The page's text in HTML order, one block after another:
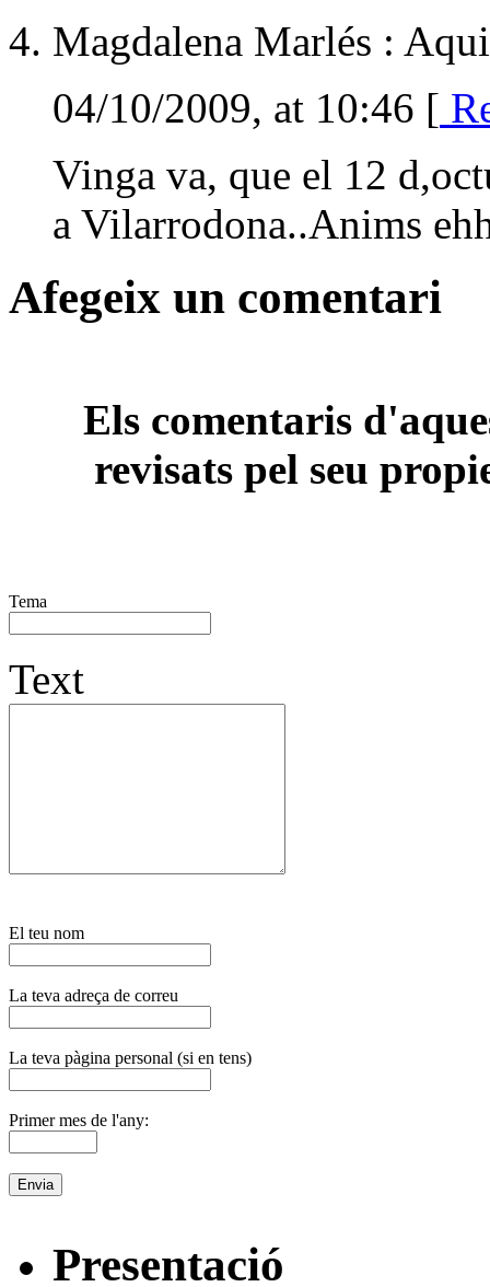
Magdalena Marlés :
04/10/2009, at 10:46 [
Vinga va, que el 12
a Vilarrodona..Anims
Afegeix un comentari
Els comentaris
revisats pel seu
Tema
Text
El teu nom
La teva adreça de correu
La teva pàgina personal (si en tens)
Primer mes de l'any:
Presentació